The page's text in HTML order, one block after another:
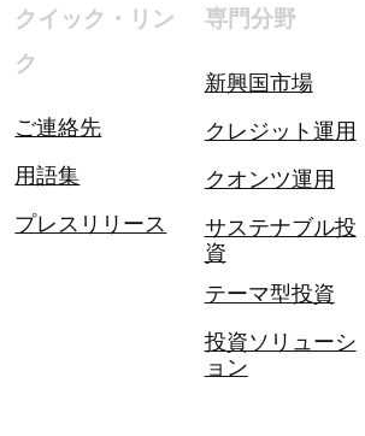
クイック・リン
ク
ご連絡先
用語集
プレスリリース
専門分野
新興国市場
クレジット運用
クオンツ運用
サステナブル投
資
テーマ型投資
投資ソリューシ
ョン